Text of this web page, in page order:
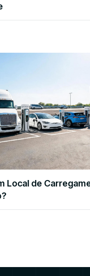
Local de